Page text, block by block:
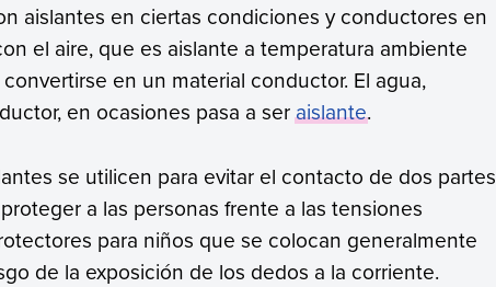
aislantes en ciertas condiciones y conductores en
el aire, que es aislante a temperatura ambiente
en un material conductor. El agua,
en ocasiones pasa a seraislante.
se utilicen para evitar el contacto de dos partes
a las personas frente a las tensiones
para niños que se colocan generalmente
de la exposición de los dedos a la corriente.